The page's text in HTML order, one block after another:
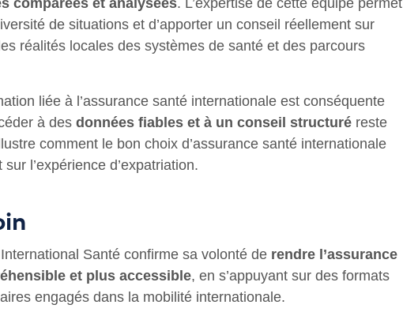
comparées et analysées. L’expertise de cette équipe permet
de situations et d’apporter un conseil réellement sur
réalités locales des systèmes de santé et des parcours
liée à l’assurance santé internationale est conséquente
à des données fiables et à un conseil structuré reste
comment le bon choix d’assurance santé internationale
l’expérience d’expatriation.
Santé confirme sa volonté de rendre l’assurance
et plus accessible, en s’appuyant sur des formats
engagés dans la mobilité internationale.